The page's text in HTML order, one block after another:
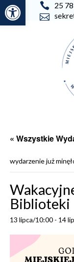
Otwórz 25
« Wszystkie
wydarzenie już
Biblioteki
13 lipca/10:00 - 14